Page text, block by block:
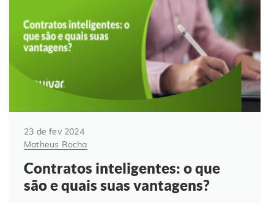
Educação Corporativa
Gerenciamento de NF-e
Adequação à LGPD
Assinatura Digital
Auditoria de Processos
Instituições de Ensino
Departamento Pessoal
Departamento Financeiro
Cooperativas
Nossas Unidades
Blog
Trabalhe Conosco
O QUE NOS DIFERENCIA? DESCUBRA
23 de fev 2024
Matheus Rocha
Contratos inteligentes: o que
são e quais suas vantagens?